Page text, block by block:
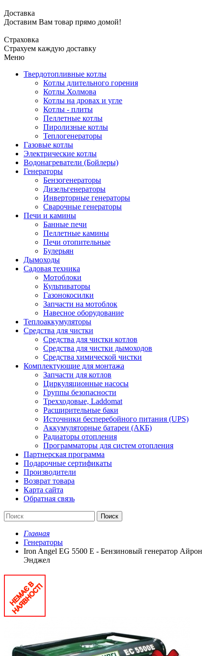
Доставка
Доставим Вам товар прямо домой!
Страховка
Страхуем каждую доставку
Меню
Твердотопливные котлы
Котлы длительного горения
Котлы Холмова
Котлы на дровах и угле
Котлы - плиты
Пеллетные котлы
Пиролизные котлы
Теплогенераторы
Газовые котлы
Электрические котлы
Водонагреватели (Бойлеры)
Генераторы
Бензогенераторы
Дизельгенераторы
Инверторные генераторы
Сварочные генераторы
Печи и камины
Банные печи
Пеллетные камины
Печи отопительные
Булерьян
Дымоходы
Садовая техника
Мотоблоки
Культиваторы
Газонокосилки
Запчасти на мотоблок
Навесное оборудование
Теплоаккумуляторы
Средства для чистки
Средства для чистки котлов
Средства для чистки дымоходов
Средства химической чистки
Комплектующие для монтажа
Запчасти для котлов
Циркуляционные насосы
Группы безопасности
Трехходовые, Laddomat
Расширительные баки
Источники бесперебойного питания (UPS)
Аккумуляторные батареи (АКБ)
Радиаторы отопления
Программаторы для систем отопления
Партнерская программа
Подарочные сертификаты
Производители
Возврат товара
Карта сайта
Обратная связь
Поиск
Главная
Генераторы
Iron Angel EG 5500 E - Бензиновый генератор Айрон
Энджел